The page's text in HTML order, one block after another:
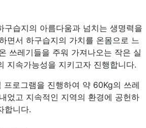
구습지의 아름다움과 넘치는 생명력을
면서 하구습지의 가치를 온몸으로 느
쓰레기들을 주워 가져나오는 작은 실
지속가능성을 지키고자 진행합니다.
프로그램을 진행하여 약 60Kg의 쓰레
었고 지속적인 지역의 환경에 공헌하
합니다.